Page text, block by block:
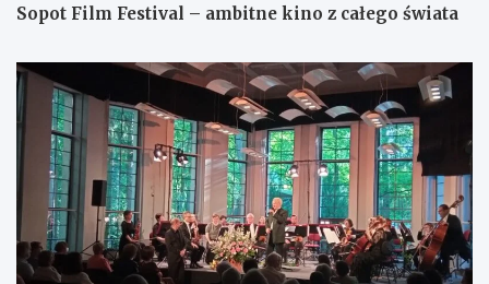
Sopot Film Festival – ambitne kino z całego świata